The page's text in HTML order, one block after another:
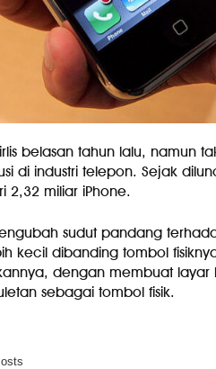
belasan tahun lalu, namun
di industri telepon. Sejak
2,32 miliar iPhone.
sudut pandang
kecil dibanding tombol
dengan membuat layar
sebagai tombol fisik.